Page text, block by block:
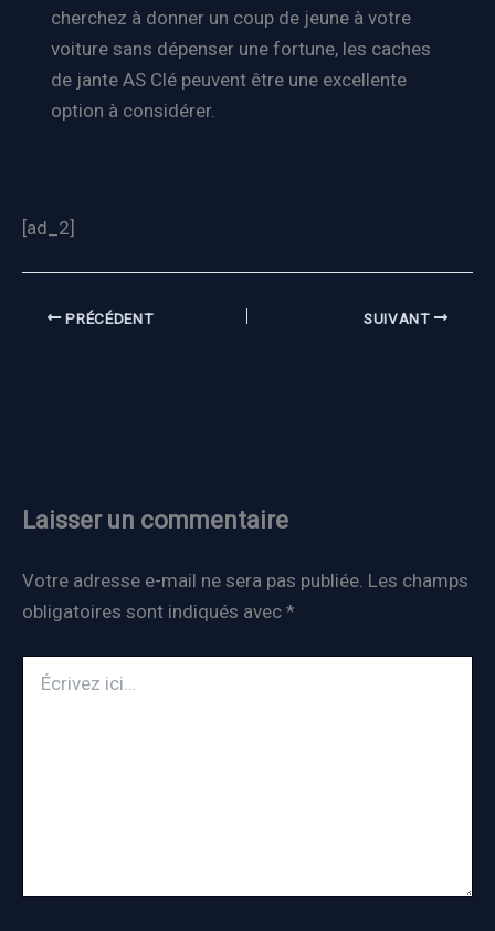
cherchez à donner un coup de jeune à votre
voiture sans dépenser une fortune, les caches
de jante AS Clé peuvent être une excellente
option à considérer.
[ad_2]
PRÉCÉDENT SUIVANT
Laisser un commentaire
Votre adresse e-mail ne sera pas publiée. Les champs
obligatoires sont indiqués avec *
ici…